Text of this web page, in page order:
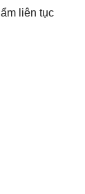
liên tục